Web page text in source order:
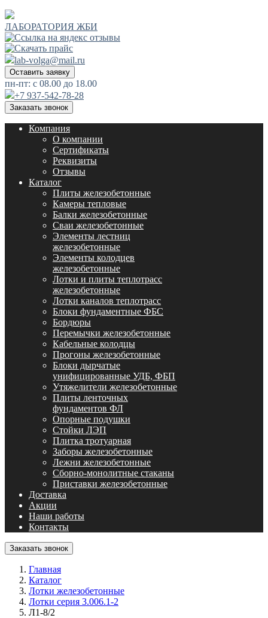
ЛАБОРАТОРИЯ ЖБИ
lab-volga@mail.ru
Оставить заявку
пн-пт: с 08.00 до 18.00
+7 937-542-78-28
Заказать звонок
Компания
О компании
Сертификаты
Реквизиты
Отзывы
Каталог
Плиты железобетонные
Камеры тепловые
Балки железобетонные
Сваи железобетонные
Элементы лестниц
железобетонные
Элементы колодцев
железобетонные
Лотки и плиты теплотрасс
железобетонные
Лотки каналов теплотрасс
Блоки фундаментные ФБС
Бордюры
Перемычки железобетонные
Кабельные колодцы
Прогоны железобетонные
Блоки дырчатые
унифицированные УДБ, ФБП
Утяжелители железобетонные
Плиты ленточных
фундаментов ФЛ
Опорные подушки
Стойки ЛЭП
Плитка тротуарная
Заборы железобетонные
Лежни железобетонные
Сборно-монолитные стаканы
Приставки железобетонные
Доставка
Акции
Наши работы
Контакты
Заказать звонок
Главная
Каталог
Лотки железобетонные
Лотки серия 3.006.1-2
Л1-8/2